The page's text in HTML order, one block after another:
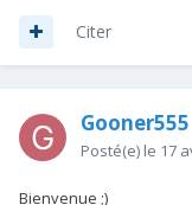
Citer
Gooner555
Posté(e) le 17
Bienvenue ;)